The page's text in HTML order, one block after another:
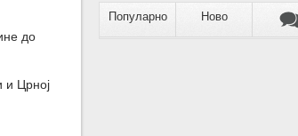
до
и Црној
Популарно Ново